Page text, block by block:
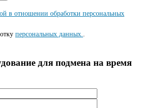
в отношении обработки персональных
персональных данных..
для подмена на время